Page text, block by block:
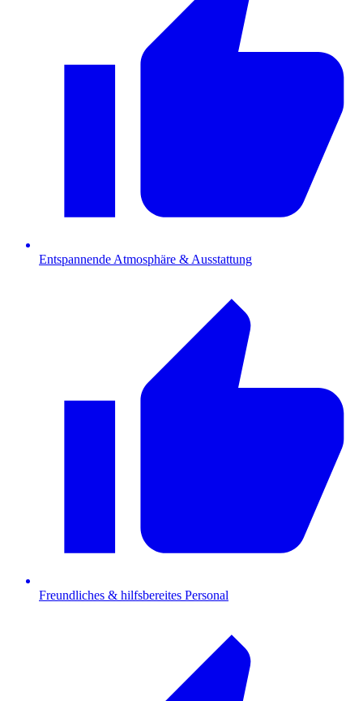
Entspannende Atmosphäre & Ausstattung
Freundliches & hilfsbereites Personal